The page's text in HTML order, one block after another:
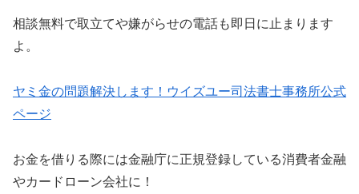
相談無料で取立てや嫌がらせの電話も即日に止まります
よ。
ヤミ金の問題解決します！ウイズユー司法書士事務所公式
ページ
お金を借りる際には金融庁に正規登録している消費者金融
やカードローン会社に！